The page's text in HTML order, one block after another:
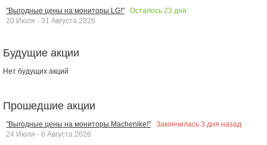
"Выгодные цены на мониторы LG!"
Осталось 23 дня
20 Июля - 31 Августа 2026
Будущие акции
Нет будущих акций
Прошедшие акции
"Выгодные цены на мониторы Machenike!" Закончилась 3 дня назад
24 Июля - 6 Августа 2026